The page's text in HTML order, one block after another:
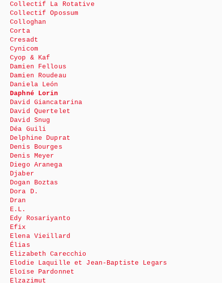
Collectif La Rotative
Collectif Opossum
Colloghan
Corta
Cresadt
Cynicom
Cyop & Kaf
Damien Fellous
Damien Roudeau
Daniela León
Daphné Lorin
David Giancatarina
David Quertelet
David Snug
Déa Guili
Delphine Duprat
Denis Bourges
Denis Meyer
Diego Aranega
Djaber
Dogan Boztas
Dora D.
Dran
E.L.
Edy Rosariyanto
Efix
Elena Vieillard
Élias
Elizabeth Carecchio
Elodie Laquille et Jean-Baptiste Legars
Eloïse Pardonnet
Elzazimut